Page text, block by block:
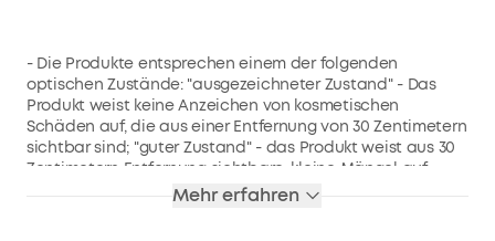
- Die Produkte entsprechen einem der folgenden
optischen Zustände: "ausgezeichneter Zustand" - Das
Produkt weist keine Anzeichen von kosmetischen
Schäden auf, die aus einer Entfernung von 30 Zentimetern
sichtbar sind; "guter Zustand" - das Produkt weist aus 30
Zentimetern Entfernung sichtbare, kleine Mängel auf;
"akzeptabler Zustand" - Kratzer sind sichtbar, wenn Sie
Mehr erfahren